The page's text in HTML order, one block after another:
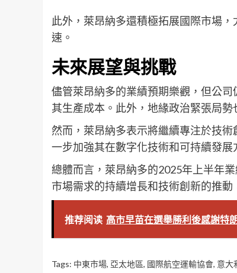
此外，萊昂納多還積極拓展國際市場
速。
未來展望與挑戰
儘管萊昂納多的業績預期樂觀，但公
其生產成本。此外，地緣政治緊張局
然而，萊昂納多表示將繼續專注於技
一步加強其在數字化技術和可持續發展
總體而言，萊昂納多的2025年上半年
市場需求的持續增長和技術創新的推
推荐阅读 高市早苗在選舉勝利後感謝特
Tags: 中東市場, 亞太地區, 國際航空運輸協會, 意大